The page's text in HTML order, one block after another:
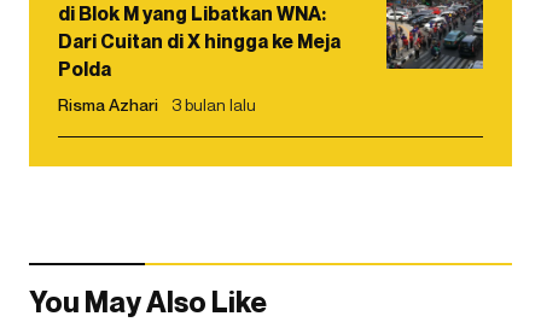
di Blok M yang Libatkan WNA:
Dari Cuitan di X hingga ke Meja
Polda
Risma Azhari 3 bulan lalu
You May Also Like